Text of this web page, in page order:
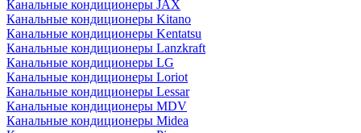
Канальные кондиционеры JAX
Канальные кондиционеры Kitano
Канальные кондиционеры Kentatsu
Канальные кондиционеры Lanzkraft
Канальные кондиционеры LG
Канальные кондиционеры Loriot
Канальные кондиционеры Lessar
Канальные кондиционеры MDV
Канальные кондиционеры Midea